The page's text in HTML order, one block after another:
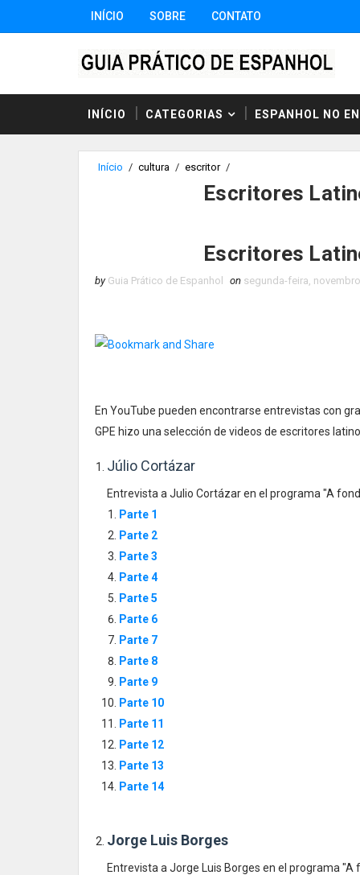
INÍCIO SOBRE CONTATO
INÍCIO CATEGORIAS ESPANHOL NO
Início / cultura / escritor /
Escritores
Escritores
by Guia Prático de Espanhol on segunda-feira,
En YouTube pueden encontrarse entrevistas con
GPE hizo una selección de videos de escritores
Júlio Cortázar
Entrevista a Julio Cortázar en el programa "A
Parte 1
Parte 2
Parte 3
Parte 4
Parte 5
Parte 6
Parte 7
Parte 8
Parte 9
Parte 10
Parte 11
Parte 12
Parte 13
Parte 14
Jorge Luis Borges
Entrevista a Jorge Luis Borges en el programa "A